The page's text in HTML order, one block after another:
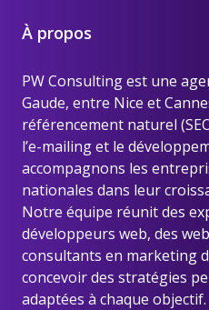
À propos
PW Consulting est une
Gaude, entre Nice et
référencement naturel
l’e-mailing et le
accompagnons les
nationales dans leur
Notre équipe réunit des
développeurs web, des
consultants en marketing
concevoir des stratégies
adaptées à chaque objectif.